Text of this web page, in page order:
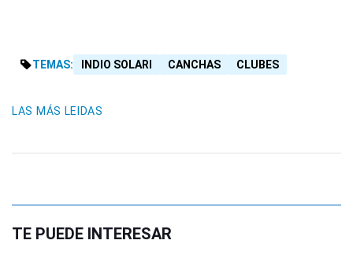
TEMAS: INDIO SOLARI CANCHAS CLUBES
LAS MÁS LEIDAS
TE PUEDE INTERESAR